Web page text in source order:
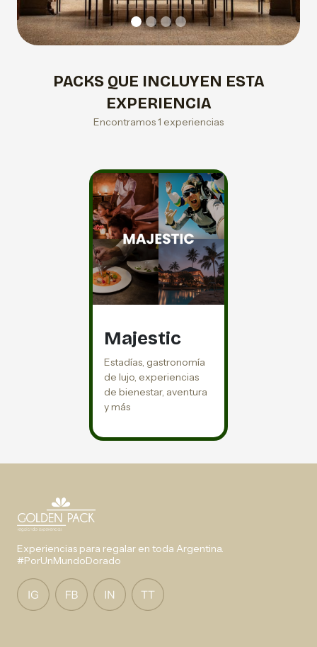
PACKS QUE INCLUYEN ESTA
EXPERIENCIA
Encontramos 1 experiencias
Majestic
Estadías, gastronomía
de lujo, experiencias
de bienestar, aventura
y más
Experiencias para regalar en toda Argentina.
#PorUnMundoDorado